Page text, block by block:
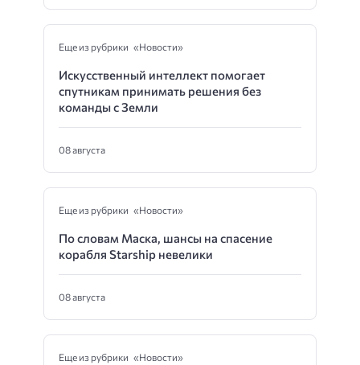
Еще из рубрики «Новости»
Искусственный интеллект помогает
спутникам принимать решения без
команды с Земли
08 августа
Еще из рубрики «Новости»
По словам Маска, шансы на спасение
корабля Starship невелики
08 августа
Еще из рубрики «Новости»